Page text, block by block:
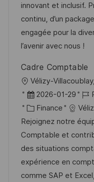
o
n
d
D
a
t
g
o
r
y
innovant et inclusif.
continu, d’un
engagée pour la
l’avenir avec nous !
Cadre Comptable
L
o
c
a
t
i
o
n
Vélizy-
P
o
s
t
e
d
D
2026-01-29
J
o
b
I
d
C
a
t
e
g
o
Finance
Rejoignez notre
Comptable et
des situations
expérience en
comme SAP et